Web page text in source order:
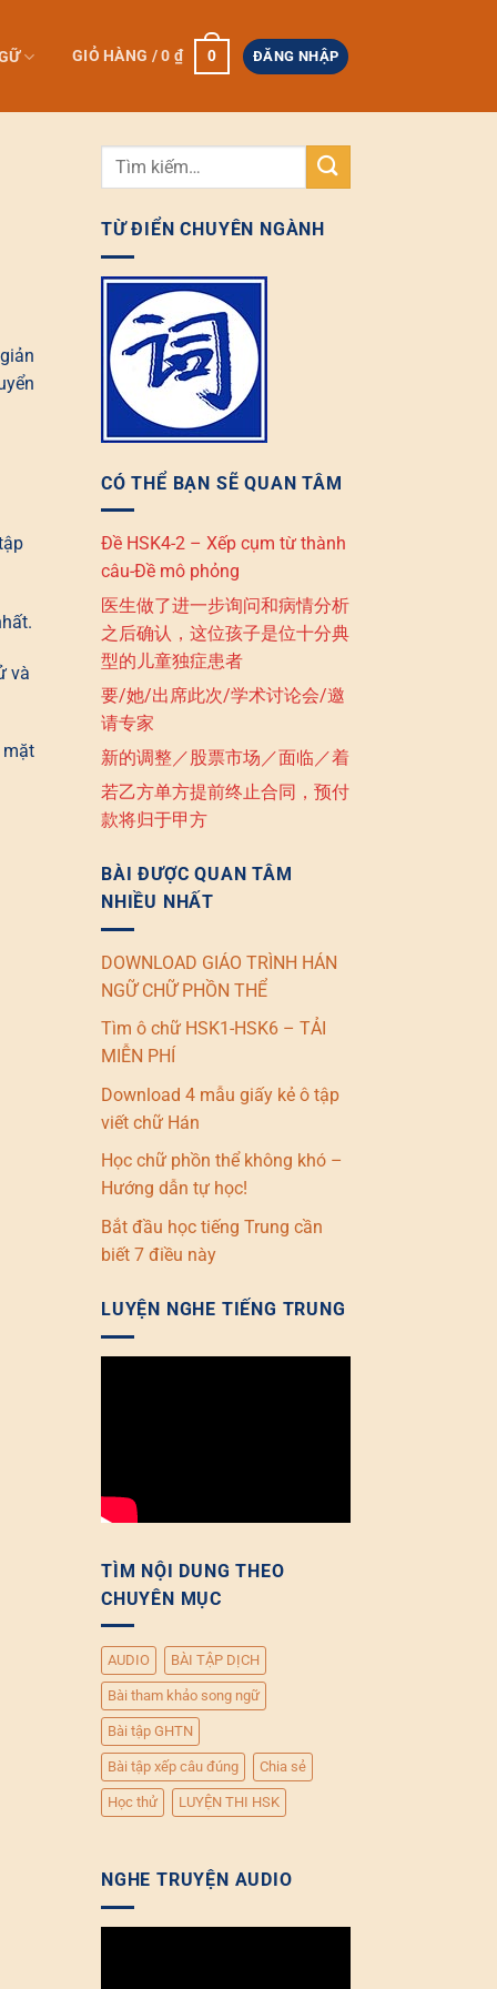
GIỎ HÀNG /0 ₫ 0 ĐĂNG NHẬP
và
mặt
TỪ ĐIỂN CHUYÊN NGÀNH
CÓ THỂ BẠN SẼ QUAN TÂM
Đề HSK4-2 – Xếp cụm từ thành
câu-Đề mô phỏng
医生做了进一步询问和病情分析
之后确认，这位孩子是位十分典
型的儿童独症患者
要/她/出席此次/学术讨论会/邀
请专家
新的调整／股票市场／面临／着
若乙方单方提前终止合同，预付
款将归于甲方
BÀI ĐƯỢC QUAN TÂM
NHIỀU NHẤT
DOWNLOAD GIÁO TRÌNH HÁN
NGỮ CHỮ PHỒN THỂ
Tìm ô chữ HSK1-HSK6 – TẢI
MIỄN PHÍ
Download 4 mẫu giấy kẻ ô tập
viết chữ Hán
Học chữ phồn thể không khó –
Hướng dẫn tự học!
Bắt đầu học tiếng Trung cần
biết 7 điều này
LUYỆN NGHE TIẾNG TRUNG
TÌM NỘI DUNG THEO
CHUYÊN MỤC
AUDIO BÀI TẬP DỊCH
Bài tham khảo song ngữ
Bài tập GHTN
Bài tập xếp câu đúng Chia sẻ
Học thử LUYỆN THI HSK
NGHE TRUYỆN AUDIO